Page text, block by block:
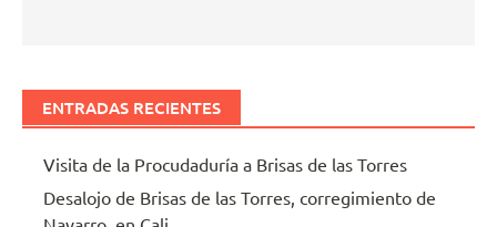
ENTRADAS RECIENTES
Visita de la Procudaduría a Brisas de las Torres
Desalojo de Brisas de las Torres, corregimiento de